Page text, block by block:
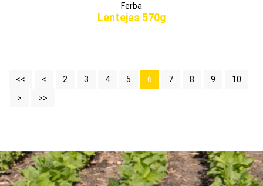
Ferba
Lentejas 570g
<< < 2 3 4 5 6 7 8 9
10
>
>>